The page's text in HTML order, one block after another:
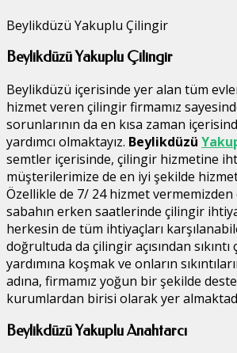
Beylikdüzü Yakuplu Çilingir
Beylikdüzü Yakuplu Çilingir
Beylikdüzü içerisinde yer alan tüm
hizmet veren çilingir firmamız
sorunlarının da en kısa zaman
yardımcı olmaktayız. Beylikdüzü
semtler içerisinde, çilingir hizmetine
müşterilerimize de en iyi şekilde
Özellikle de 7/ 24 hizmet vermemizden
sabahın erken saatlerinde çilingir
herkesin de tüm ihtiyaçları
doğrultuda da çilingir açısından
yardımına koşmak ve onların
adına, firmamız yoğun bir şekilde
kurumlardan birisi olarak yer
Beylikdüzü Yakuplu Anahtarcı